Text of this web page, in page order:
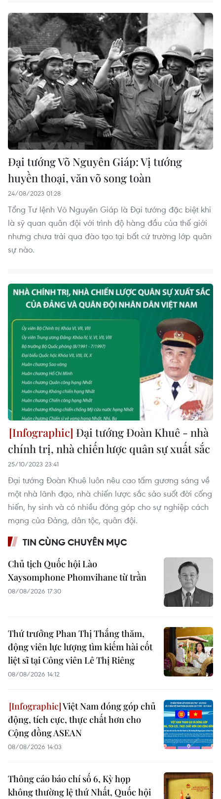
Đại tướng Võ Nguyên Giáp: Vị tướng
huyền thoại, văn võ song toàn
24/08/2023 01:28
Tổng Tư lệnh Võ Nguyên Giáp là Đại tướng đặc biệt khi
là sỹ quan quân đội với trình độ hàng đầu của thế giới
nhưng chưa trải qua đào tạo tại bất cứ trường lớp quân
sự nào.
Đại tướng Đoàn Khuê - nhà
chính trị, nhà chiến lược quân sự xuất sắc
25/10/2023 23:41
Đại tướng Đoàn Khuê luôn nêu cao tấm gương sáng về
một nhà lãnh đạo, nhà chiến lược sắc sảo suốt đời cống
hiến, hy sinh và có nhiều đóng góp cho sự nghiệp cách
mạng của Đảng, dân tộc, quân đội.
TIN CÙNG CHUYÊN MỤC
Chủ tịch Quốc hội Lào
Xaysomphone Phomvihane từ trần
08/08/2026 17:30
Thứ trưởng Phan Thị Thắng thăm,
động viên lực lượng tìm kiếm hài cốt
liệt sĩ tại Công viên Lê Thị Riêng
08/08/2026 14:12
Việt Nam đóng góp chủ
động, tích cực, thực chất hơn cho
Cộng đồng ASEAN
08/08/2026 14:03
Thông cáo báo chí số 6, Kỳ họp
không thường lệ thứ Nhất, Quốc hội